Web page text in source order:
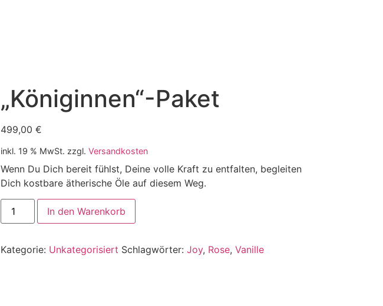
„Königinnen“-Paket
499,00 €
inkl. 19 % MwSt. zzgl. Versandkosten
Wenn Du Dich bereit fühlst, Deine volle Kraft zu entfalten, begleiten
Dich kostbare ätherische Öle auf diesem Weg.
In den Warenkorb
Kategorie: Unkategorisiert Schlagwörter: Joy, Rose, Vanille